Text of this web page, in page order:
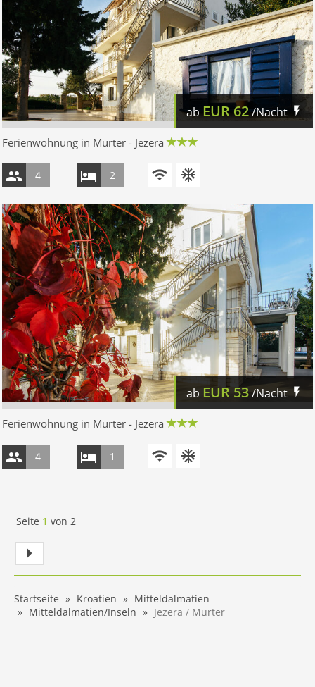
ab EUR 62/Nacht
Ferienwohnung in Murter - Jezera
4 2
ab EUR53/Nacht
Ferienwohnung in Murter - Jezera
4 1
Seite 1 von 2
Startseite Kroatien
Mitteldalmatien
Mitteldalmatien/Inseln
Jezera / Murter